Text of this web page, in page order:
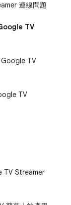
連線問題
TV
TV
TV
TV Streamer